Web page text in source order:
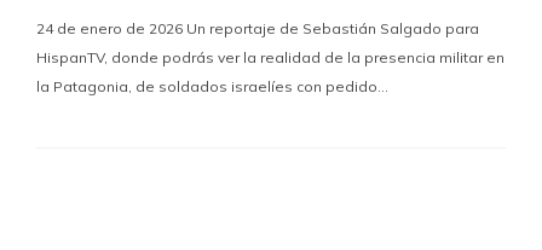
24 de enero de 2026 Un reportaje de Sebastián Salgado para
HispanTV, donde podrás ver la realidad de la presencia militar en
la Patagonia, de soldados israelíes con pedido…